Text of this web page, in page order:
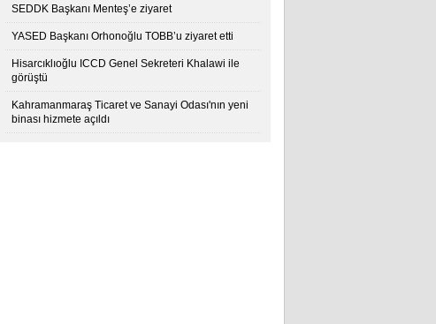
SEDDK Başkanı Menteş’e ziyaret
YASED Başkanı Orhonoğlu TOBB’u ziyaret etti
Hisarcıklıoğlu ICCD Genel Sekreteri Khalawi ile
görüştü
Kahramanmaraş Ticaret ve Sanayi Odası'nın yeni
binası hizmete açıldı